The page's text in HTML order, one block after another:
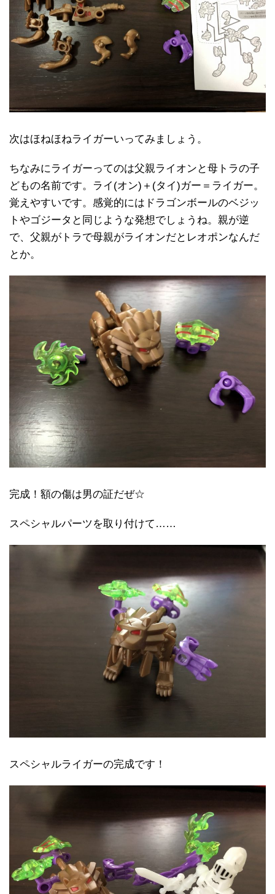
次はほねほねライガーいってみましょう。
ちなみにライガーってのは父親ライオンと母トラの子
どもの名前です。ライ(オン)＋(タイ)ガー＝ライガー。
覚えやすいです。感覚的にはドラゴンボールのベジッ
トやゴジータと同じような発想でしょうね。親が逆
で、父親がトラで母親がライオンだとレオポンなんだ
とか。
完成！額の傷は男の証だぜ☆
スペシャルパーツを取り付けて……
スペシャルライガーの完成です！